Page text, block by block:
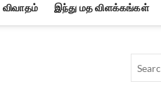
விவாதம் இந்து மத விளக்கங்கள்